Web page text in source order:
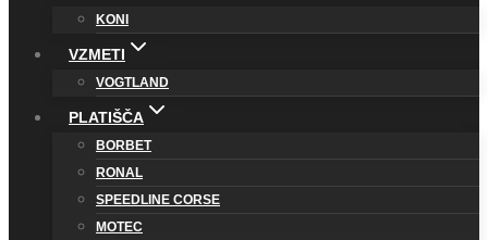
KONI
VZMETI
VOGTLAND
PLATIŠČA
BORBET
RONAL
SPEEDLINE CORSE
MOTEC